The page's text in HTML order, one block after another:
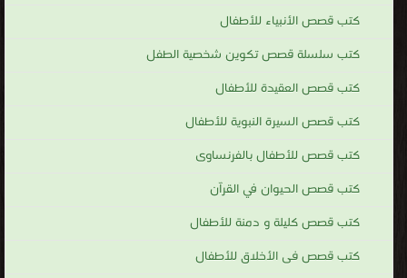
كتب قصص الأنبياء للأطفال
كتب سلسلة قصص تكوين شخصية الطفل
كتب قصص العقيدة للأطفال
كتب قصص السيرة النبوية للأطفال
كتب قصص للأطفال بالفرنساوى
كتب قصص الحيوان في القرآن
كتب قصص كليلة و دمنة للأطفال
كتب قصص فى الأخلاق للأطفال